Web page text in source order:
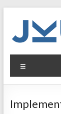
WIN-
SE
für